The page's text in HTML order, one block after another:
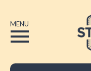
MENU